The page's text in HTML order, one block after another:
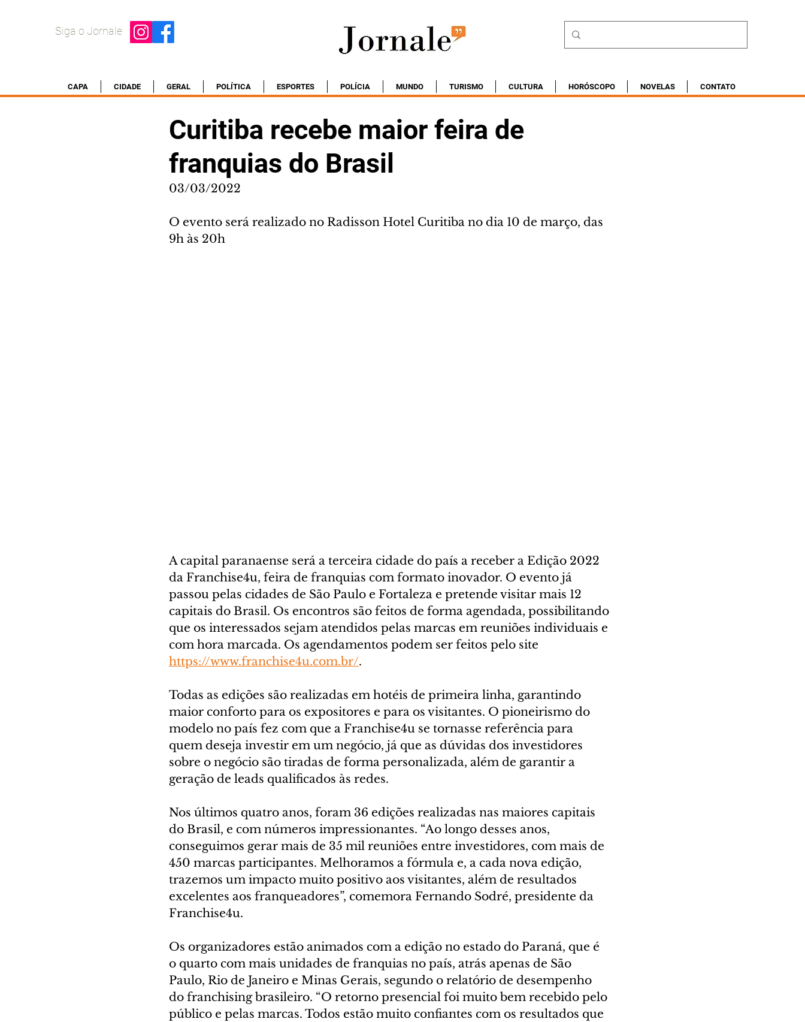
Siga o Jornale
CAPA CIDADE GERAL POLÍTICA ESPORTES POLÍCIA MUNDO TURISMO CULTURA HORÓSCOPO NOVELAS CONTATO
Curitiba recebe maior feira de
franquias do Brasil
03/03/2022
O evento será realizado no Radisson Hotel Curitiba no dia 10 de março, das
9h às 20h
A capital paranaense será a terceira cidade do país a receber a Edição 2022
da Franchise4u, feira de franquias com formato inovador. O evento já
passou pelas cidades de São Paulo e Fortaleza e pretende visitar mais 12
capitais do Brasil. Os encontros são feitos de forma agendada, possibilitando
que os interessados sejam atendidos pelas marcas em reuniões individuais e
com hora marcada. Os agendamentos podem ser feitos pelo site
https://www.franchise4u.com.br/.
Todas as edições são realizadas em hotéis de primeira linha, garantindo
maior conforto para os expositores e para os visitantes. O pioneirismo do
modelo no país fez com que a Franchise4u se tornasse referência para
quem deseja investir em um negócio, já que as dúvidas dos investidores
sobre o negócio são tiradas de forma personalizada, além de garantir a
geração de leads qualificados às redes.
Nos últimos quatro anos, foram 36 edições realizadas nas maiores capitais
do Brasil, e com números impressionantes. “Ao longo desses anos,
conseguimos gerar mais de 35 mil reuniões entre investidores, com mais de
450 marcas participantes. Melhoramos a fórmula e, a cada nova edição,
trazemos um impacto muito positivo aos visitantes, além de resultados
excelentes aos franqueadores”, comemora Fernando Sodré, presidente da
Franchise4u.
Os organizadores estão animados com a edição no estado do Paraná, que é
o quarto com mais unidades de franquias no país, atrás apenas de São
Paulo, Rio de Janeiro e Minas Gerais, segundo o relatório de desempenho
do franchising brasileiro. “O retorno presencial foi muito bem recebido pelo
público e pelas marcas. Todos estão muito confiantes com os resultados que